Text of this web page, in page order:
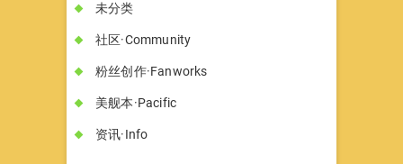
未分类
社区·Community
粉丝创作·Fanworks
美舰本·Pacific
资讯·Info